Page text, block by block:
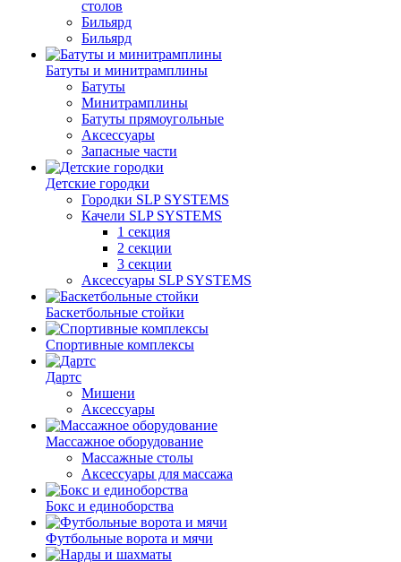
столов
Бильяpд
Бильяpд
Батуты и минитрамплины
Батуты
Минитрамплины
Батуты прямоугольные
Аксессуары
Запасные части
Детские городки
Городки SLP SYSTEMS
Качели SLP SYSTEMS
1 секция
2 секции
3 секции
Аксессуары SLP SYSTEMS
Баскетбольные стойки
Спортивные комплексы
Дартс
Мишени
Аксессуары
Массажное оборудование
Массажные столы
Аксессуары для массажа
Бокс и единоборства
Футбольные ворота и мячи